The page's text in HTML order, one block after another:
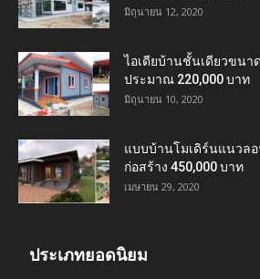
มิถุนายน 12, 2020
ไอเดียบ้านชั้นเดียวขนา
ประมาณ 220,000 บาท
มิถุนายน 10, 2020
แบบบ้านโมเดิร์นแนวล
ก่อสร้าง 450,000 บาท
เมษายน 29, 2020
ประเภทยอดนิยม